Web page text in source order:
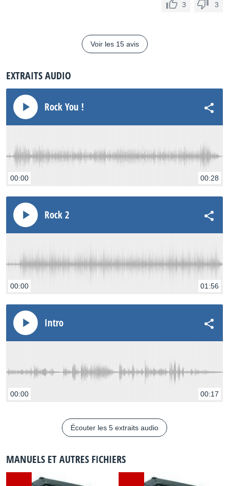
3
3
Voir les 15 avis
EXTRAITS AUDIO
Rock You !
00:00 00:28
Rock 2
00:00 01:56
Intro
00:00 00:17
Écouter les 5 extraits audio
MANUELS ET AUTRES FICHIERS